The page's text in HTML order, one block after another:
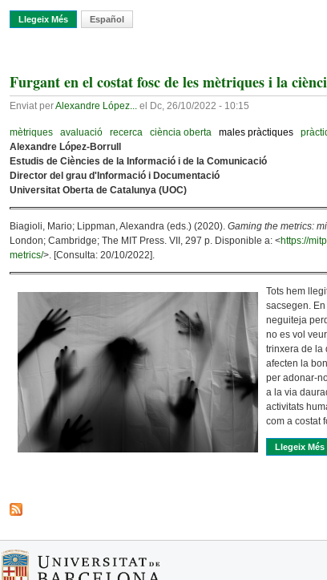
Llegeix Més Sobre De Pirates I Predadors Editorials
Español
Furgant en el costat fosc de les mètriques i la
Enviat perAlexandre López... el Dc, 26/10/2022 - 10:15
mètriques avaluació recerca ciència oberta males pràctiques
Alexandre López-Borrull
Estudis de Ciències de la Informació i de la Comunicació
Director del grau d'Informació i Documentació
Universitat Oberta de Catalunya (UOC)
Biagioli, Mario; Lippman, Alexandra (eds.) (2020). Gaming the metrics:
London; Cambridge; The MIT Press. VII, 297 p. Disponible a: <https://
metrics/>. [Consulta: 20/10/2022].
Tots hem
sacsegen.
neguiteja
no es vol
trinxera de la
afecten la
per adonar-
a la via
activitats
com a costat
Llegeix Més